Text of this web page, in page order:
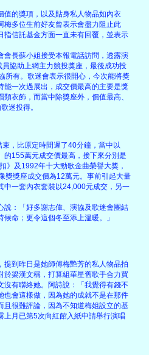
值的獎項，以及貼身私人物品如內衣
梅多位生前好友曾表示會盡力阻止此
指信託基金方面一直未有回覆，並表示
會長蘇小姐接受本報電話訪問，透露演
協助上網主力競投獎座，最後成功投
所有。歌迷會表示很開心，今次能將獎
能一次過展出，成交價最高的主要是獎
衣飾，而當中除獎座外，價值最高、
迷投得。
，比原定時間遲了40分鐘，當中以
的155萬元成交價最高，接下來分別是
》及1992年十大勁歌金曲榮譽大獎，
獎獎座成交價為12萬元。事前引起大量
中一套內衣套裝以24,000元成交，另一
說：「好多謝志偉、演協及歌迷會團結
命；更令這個冬至添上溫暖。」
提到昨日是她師傅梅艷芳的私人物品拍
於梁漢文稱，打算組華星舊歌手合力買
沒有聯絡她。阿詩說：「我覺得有錢不
也會這樣做，因為她的成就不是在那件
且很難評論，因為不知道梅姐設立的基
上月已第5次向紅館入紙申請舉行演唱